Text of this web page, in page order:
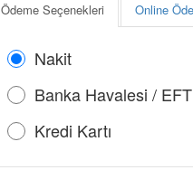
Ödeme Seçenekleri Online
Nakit
Banka Havalesi / EFT
Kredi Kartı